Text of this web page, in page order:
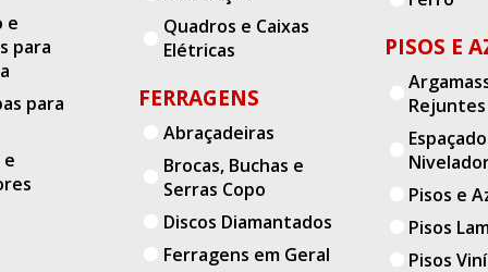
Olá, preços e estoques variam por
Confira agora as ofertas para sua
localidade.
e
para
para
Quadros e Caixas
Elétricas
FERRAGENS
Abraçadeiras
Brocas, Buchas e
Serras Copo
Discos Diamantados
Ferragens em Geral
PISOS E
Rejuntes
Pisos e
Pisos
Pisos